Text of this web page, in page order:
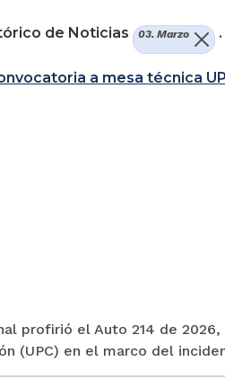
ventana)
de Noticias
03. Marzo .
a mesa técnica
profirió el Auto 214 de
(UPC) en el marco del